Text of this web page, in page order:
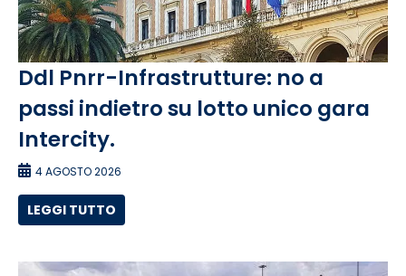
Ddl Pnrr-Infrastrutture: no a
passi indietro su lotto unico gara
Intercity.
4 AGOSTO 2026
LEGGI TUTTO